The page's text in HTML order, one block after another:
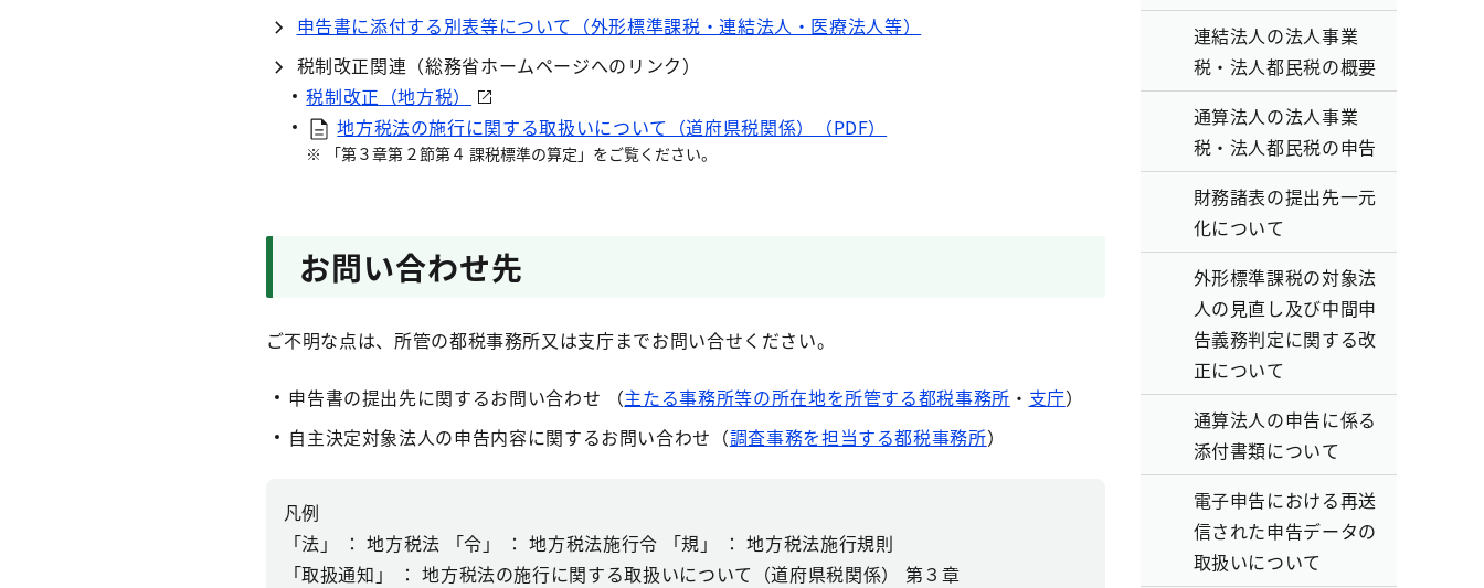
申告書に添付する別表等について（外形標準課税・連結法人・医療法人等）
税制改正関連（総務省ホームページへのリンク）
税制改正（地方税）
地方税法の施行に関する取扱いについて（道府県税関係）（PDF）
「第３章第２節第４ 課税標準の算定」をご覧ください。
お問い合わせ先
ご不明な点は、所管の都税事務所又は支庁までお問い合せください。
申告書の提出先に関するお問い合わせ （主たる事務所等の所在地を所管する都税事務所 ・ 支庁）
自主決定対象法人の申告内容に関するお問い合わせ（調査事務を担当する都税事務所）
凡例
「法」 ： 地方税法 「令」 ： 地方税法施行令 「規」 ： 地方税法施行規則
「取扱通知」 ： 地方税法の施行に関する取扱いについて（道府県税関係） 第３章
連結法人の法人事業
税・法人都民税の概要
通算法人の法人事業
税・法人都民税の申告
財務諸表の提出先一元
化について
外形標準課税の対象法
人の見直し及び中間申
告義務判定に関する改
正について
通算法人の申告に係る
添付書類について
電子申告における再送
信された申告データの
取扱いについて